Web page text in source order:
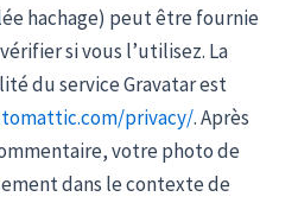
hachage) peut être fournie
si vous l’utilisez. La
du service Gravatar est
privacy/. Après
votre photo de
dans le contexte de